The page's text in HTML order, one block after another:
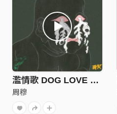
濫情歌 DOG LOVE SONG
周穆